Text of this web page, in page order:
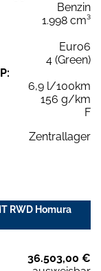
Benzin
1.998 cm³
Euro6
4 (Green)
6,9 l/100km
156 g/km
F
Zentrallager
RWD Homura
36.503,00 €